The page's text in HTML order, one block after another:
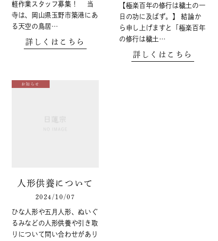
軽作業スタッフ募集！ 当
寺は、岡山県玉野市築港にあ
る天空の鳥居…
詳しくはこちら
【極楽百年の修行は穢土の一
日の功に及ばず。】 結論か
ら申し上げますと「極楽百年
の修行は穢土…
詳しくはこちら
お知らせ
人形供養について
2024/10/07
ひな人形や五月人形、ぬいぐ
るみなどの人形供養や引き取
りについて問い合わせがあり